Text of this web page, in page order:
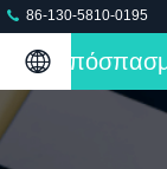
86-130-5810-0195